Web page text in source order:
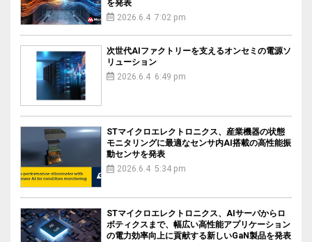
を発表
2026.6.4 7:02 pm
次世代AIファクトリーを支えるオンセミの電源ソ
リューション
2026.6.4 6:49 pm
STマイクロエレクトロニクス、産業機器の状態
モニタリングに最適なセンサ内AI搭載の高性能振
動センサを発表
2026.6.4 5:34 pm
STマイクロエレクトロニクス、AIサーバからロ
ボティクスまで、幅広い高性能アプリケーション
の電力効率向上に貢献する新しいGaN製品を発表